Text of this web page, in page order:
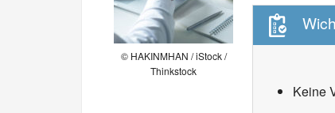
© HAKINMHAN / iStock /
Thinkstock
Keine